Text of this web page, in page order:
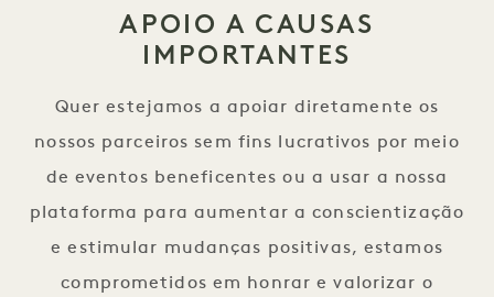
APOIO A CAUSAS
IMPORTANTES
Quer estejamos a apoiar diretamente os
nossos parceiros sem fins lucrativos por meio
de eventos beneficentes ou a usar a nossa
plataforma para aumentar a conscientização
e estimular mudanças positivas, estamos
comprometidos em honrar e valorizar o